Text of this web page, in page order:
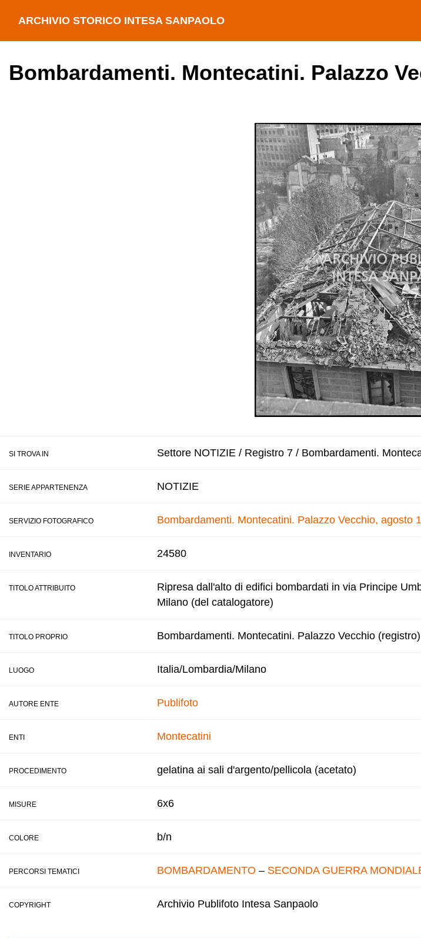
ARCHIVIO STORICO INTESA SANPAOLO
Bombardamenti. Montecatini. Palazzo
SI TROVA IN Settore NOTIZIE / Registro 7 / Bombardamenti.
SERIE APPARTENENZA NOTIZIE
SERVIZIO FOTOGRAFICO Bombardamenti. Montecatini. Palazzo Vecchio, agosto
INVENTARIO 24580
TITOLO ATTRIBUITO
Ripresa dall'alto di edifici bombardati in via Principe
Milano (del catalogatore)
TITOLO PROPRIO Bombardamenti. Montecatini. Palazzo Vecchio (registro)
LUOGO Italia/Lombardia/Milano
AUTORE ENTE Publifoto
ENTI Montecatini
PROCEDIMENTO gelatina ai sali d'argento/pellicola (acetato)
MISURE 6x6
COLORE b/n
PERCORSI TEMATICI BOMBARDAMENTO – SECONDA GUERRA
COPYRIGHT Archivio Publifoto Intesa Sanpaolo